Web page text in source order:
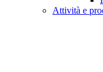
Attività e